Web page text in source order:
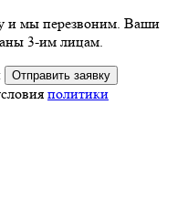
и мы перезвоним. Ваши
3-им лицам.
политики